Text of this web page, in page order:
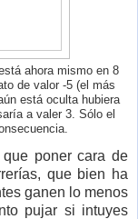
ahora mismo en 8
de valor -5 (el más
está oculta hubiera
a valer 3. Sólo el
poner cara de
que bien ha
ganen lo menos
pujar si intuyes